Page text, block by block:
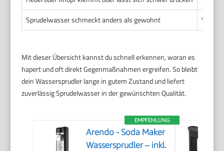
Sprudelwasser schmeckt anders als gewohnt
Mit dieser Übersicht kannst du schnell erkennen, woran es
hapert und oft direkt Gegenmaßnahmen ergreifen. So bleibt
dein Wassersprudler lange in gutem Zustand und liefert
zuverlässig Sprudelwasser in der gewünschten Qualität.
EMPFEHLUNG
Arendo - Soda Maker
Wassersprudler – inkl.